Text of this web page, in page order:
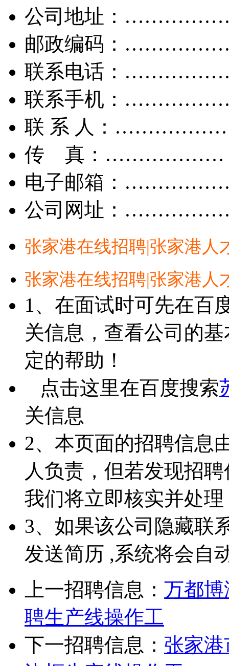
公司地址：
邮政编码：
联系电话：
联系手机：
联 系 人：
传 真：………………
电子邮箱：
公司网址：
张家港在线招聘|张家港人
张家港在线招聘|张家港人
1、在面试时可先在百
关信息，查看公司的
定的帮助！
点击这里在百度搜索
关信息
2、本页面的招聘信息
人负责，但若发现招
我们将立即核实并处理
3、如果该公司隐藏联
发送简历 ,系统将会自
上一招聘信息： 万都
聘生产线操作工
下一招聘信息： 张家